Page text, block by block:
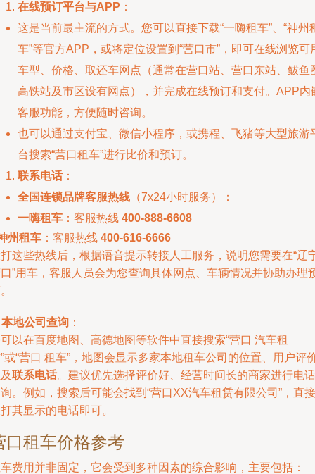
在线预订平台与APP ：
这是当前最主流的方式。您可以直接下载“一嗨租车”、“神州
车”等官方APP，或将定位设置到“营口市”，即可在线浏览可
车型、价格、取还车网点（通常在营口站、营口东站、鲅鱼
高铁站及市区设有网点），并完成在线预订和支付。APP内
客服功能，方便随时咨询。
也可以通过支付宝、微信小程序，或携程、飞猪等大型旅游
台搜索“营口租车”进行比价和预订。
联系电话：
全国连锁品牌客服热线 （7x24小时服务）：
一嗨租车 ：客服热线 400-888-6608
州租车 ：客服热线 400-616-6666
这些热线后，根据语音提示转接人工服务，说明您需要在“辽
”用车，客服人员会为您查询具体网点、车辆情况并协助办理
本地公司查询 ：
以在百度地图、高德地图等软件中直接搜索“营口 汽车租
或“营口 租车”，地图会显示多家本地租车公司的位置、用户评
联系电话。建议优先选择评价好、经营时间长的商家进行电话
。例如，搜索后可能会找到“营口XX汽车租赁有限公司”，直接
其显示的电话即可。
口租车价格参考
费用并非固定，它会受到多种因素的综合影响，主要包括：